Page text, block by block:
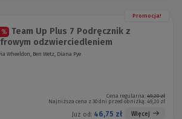
Promocja!
%
Team Up Plus 7 Podręcznik z
odzwierciedleniem
Wheeldon, Ben Wetz, Diana Pye
Cena regularna: 49,20 zł
Najniższa cena z 30 dni przed obniżką: 49,20 zł
Już od: 46,75 zł Więcej